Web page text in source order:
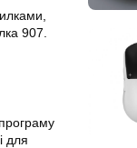
907.
для